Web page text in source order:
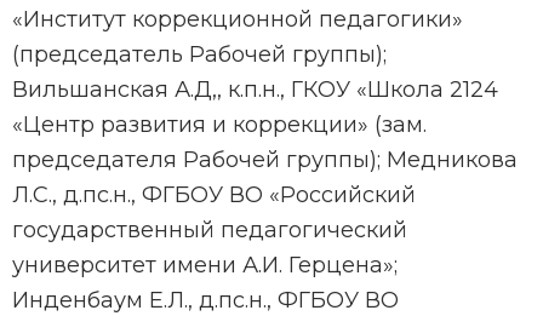
«Институт коррекционной педагогики»
(председатель Рабочей группы);
Вильшанская А.Д,, к.п.н., ГКОУ «Школа 2124
«Центр развития и коррекции» (зам.
председателя Рабочей группы); Медникова
Л.С., д.пс.н., ФГБОУ ВО «Российский
государственный педагогический
университет имени А.И. Герцена»;
Инденбаум Е.Л., д.пс.н., ФГБОУ ВО